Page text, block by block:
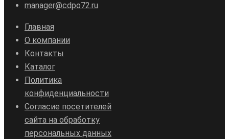
manager@cdpo72.ru
Главная
О компании
Контакты
Каталог
Политика
конфиденциальности
Согласие посетителей
сайта на обработку
персональных данных